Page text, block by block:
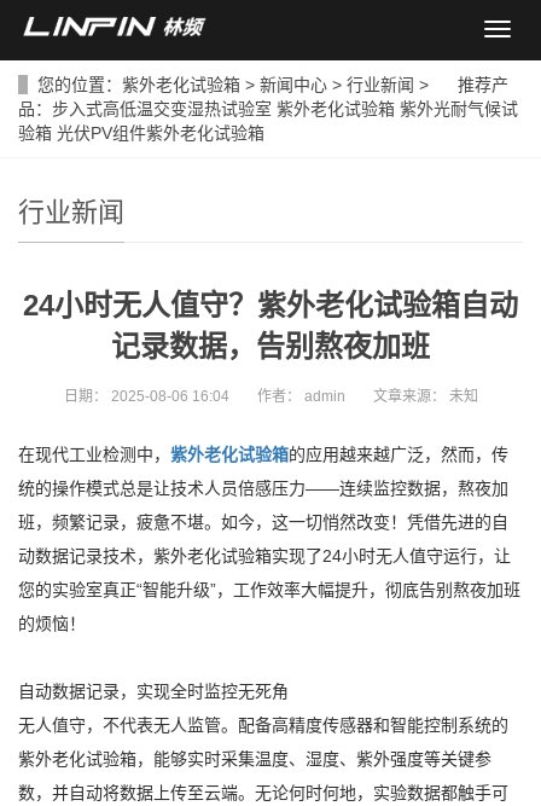
导
菜
单
您的位置： 紫外老化试验箱 > 新闻中心 > 行业新闻 > 推荐产
品： 步入式高低温交变湿热试验室 紫外老化试验箱 紫外光耐气候试
验箱 光伏PV组件紫外老化试验箱
行业新闻
24小时无人值守？紫外老化试验箱自动
记录数据，告别熬夜加班
日期： 2025-08-06 16:04 作者： admin 文章来源： 未知
在现代工业检测中， 紫外老化试验箱的应用越来越广泛，然而，传
统的操作模式总是让技术人员倍感压力——连续监控数据，熬夜加
班，频繁记录，疲惫不堪。如今，这一切悄然改变！凭借先进的自
动数据记录技术，紫外老化试验箱实现了24小时无人值守运行，让
您的实验室真正“智能升级”，工作效率大幅提升，彻底告别熬夜加班
的烦恼！
自动数据记录，实现全时监控无死角
无人值守，不代表无人监管。配备高精度传感器和智能控制系统的
紫外老化试验箱，能够实时采集温度、湿度、紫外强度等关键参
数，并自动将数据上传至云端。无论何时何地，实验数据都触手可